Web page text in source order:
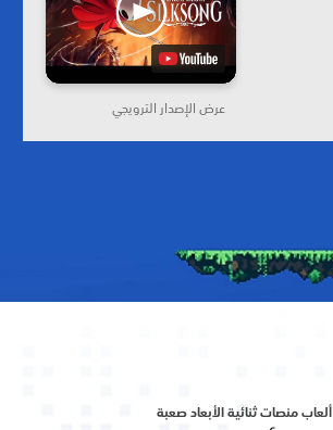
عرض الإصدار الترويجي
ألعاب منصات ثنائية الأبعاد صعبة